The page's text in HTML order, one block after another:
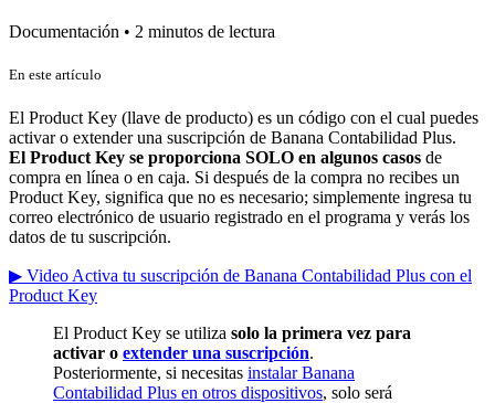
Documentación • 2 minutos de lectura
En este artículo
El Product Key (llave de producto) es un código con el cual puedes
activar o extender una suscripción de Banana Contabilidad Plus.
El Product Key se proporciona SOLO en algunos casos de
compra en línea o en caja. Si después de la compra no recibes un
Product Key, significa que no es necesario; simplemente ingresa tu
correo electrónico de usuario registrado en el programa y verás los
datos de tu suscripción.
▶ Video Activa tu suscripción de Banana Contabilidad Plus con el
Product Key
El Product Key se utiliza solo la primera vez para
activar o extender una suscripción.
Posteriormente, si necesitas instalar Banana
Contabilidad Plus en otros dispositivos, solo será